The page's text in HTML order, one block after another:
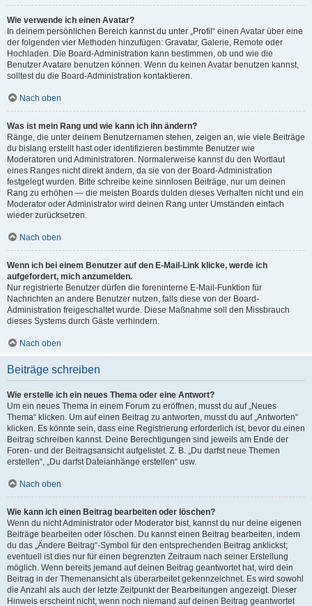
Wie verwende ich einen Avatar?
In deinem persönlichen Bereich kannst du unter „Profil“ einen Avatar über eine
der folgenden vier Methoden hinzufügen: Gravatar, Galerie, Remote oder
Hochladen. Die Board-Administration kann bestimmen, ob und wie die
Benutzer Avatare benutzen können. Wenn du keinen Avatar benutzen kannst,
solltest du die Board-Administration kontaktieren.
Nach oben
Was ist mein Rang und wie kann ich ihn ändern?
Ränge, die unter deinem Benutzernamen stehen, zeigen an, wie viele Beiträge
du bislang erstellt hast oder identifizieren bestimmte Benutzer wie
Moderatoren und Administratoren. Normalerweise kannst du den Wortlaut
eines Ranges nicht direkt ändern, da sie von der Board-Administration
festgelegt wurden. Bitte schreibe keine sinnlosen Beiträge, nur um deinen
Rang zu erhöhen — die meisten Boards dulden dieses Verhalten nicht und ein
Moderator oder Administrator wird deinen Rang unter Umständen einfach
wieder zurücksetzen.
Nach oben
Wenn ich bei einem Benutzer auf den E-Mail-Link klicke, werde ich
aufgefordert, mich anzumelden.
Nur registrierte Benutzer dürfen die foreninterne E-Mail-Funktion für
Nachrichten an andere Benutzer nutzen, falls diese von der Board-
Administration freigeschaltet wurde. Diese Maßnahme soll den Missbrauch
dieses Systems durch Gäste verhindern.
Nach oben
Beiträge schreiben
Wie erstelle ich ein neues Thema oder eine Antwort?
Um ein neues Thema in einem Forum zu eröffnen, musst du auf „Neues
Thema“ klicken. Um auf einen Beitrag zu antworten, musst du auf „Antworten“
klicken. Es könnte sein, dass eine Registrierung erforderlich ist, bevor du einen
Beitrag schreiben kannst. Deine Berechtigungen sind jeweils am Ende der
Foren- und der Beitragsansicht aufgelistet. Z. B. „Du darfst neue Themen
erstellen“, „Du darfst Dateianhänge erstellen“ usw.
Nach oben
Wie kann ich einen Beitrag bearbeiten oder löschen?
Wenn du nicht Administrator oder Moderator bist, kannst du nur deine eigenen
Beiträge bearbeiten oder löschen. Du kannst einen Beitrag bearbeiten, indem
du das „Ändere Beitrag“-Symbol für den entsprechenden Beitrag anklickst;
eventuell ist dies nur für einen begrenzten Zeitraum nach seiner Erstellung
möglich. Wenn bereits jemand auf deinen Beitrag geantwortet hat, wird dein
Beitrag in der Themenansicht als überarbeitet gekennzeichnet. Es wird sowohl
die Anzahl als auch der letzte Zeitpunkt der Bearbeitungen angezeigt. Dieser
Hinweis erscheint nicht, wenn noch niemand auf deinen Beitrag geantwortet